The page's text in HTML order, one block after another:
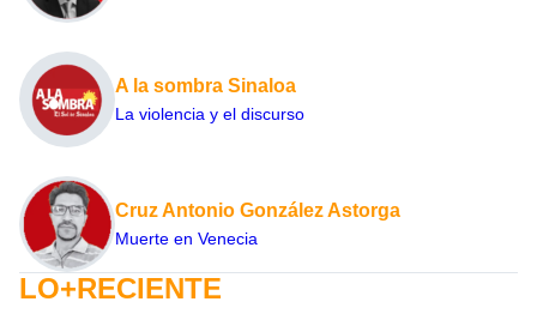
A la sombra Sinaloa
La violencia y el discurso
Cruz Antonio González Astorga
Muerte en Venecia
LO+RECIENTE